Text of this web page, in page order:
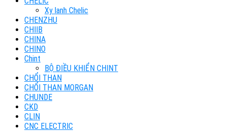
Xy lanh Chelic
CHENZHU
CHIIB
CHINA
CHINO
Chint
BỘ ĐIỀU KHIỂN CHINT
CHỔI THAN
CHỔI THAN MORGAN
CHUNDE
CKD
CLIN
CNC ELECTRIC